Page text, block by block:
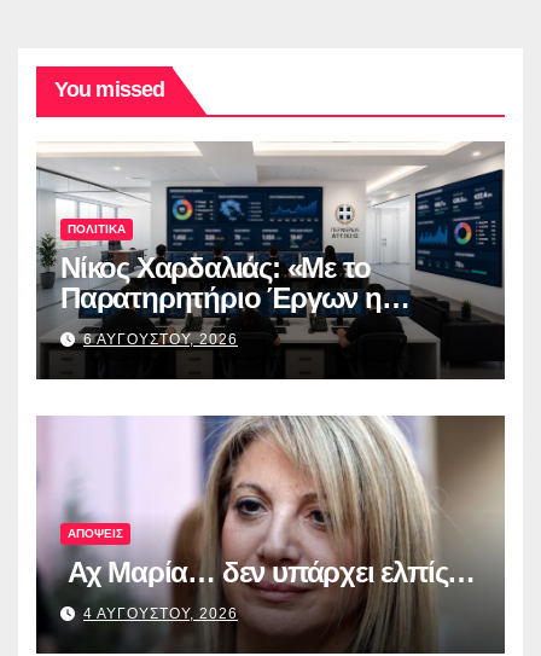
You missed
ΠΟΛΙΤΙΚΑ
Νίκος Χαρδαλιάς: «Με το
Παρατηρητήριο Έργων η
Περιφέρεια Αττικής αποκτά ένα
από τα πρώτα ολοκληρωμένα
ψηφιακά εργαλεία στην Ευρώπη
για τη διαφάνεια και τη
λογοδοσία»
6 ΑΥΓΟΥΣΤΟΥ, 2026
ΑΠΟΨΕΙΣ
Αχ Μαρία… δεν υπάρχει ελπίς…
4 ΑΥΓΟΥΣΤΟΥ, 2026